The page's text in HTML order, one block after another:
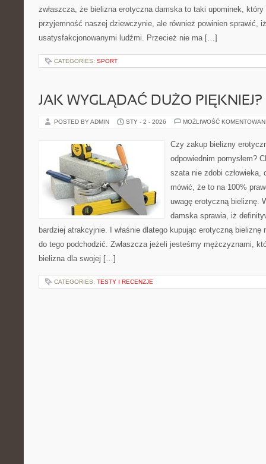
zwłaszcza, że bielizna erotyczna damska to taki upominek,
przyjemność naszej dziewczynie, ale również powinien sprawić,
usatysfakcjonowanymi ludźmi. Przecież nie ma […]
CATEGORIES: SPORT
JAK WYGLĄDAĆ DUŻO PIĘKNIEJ?
POSTED BY ADMIN STY - 2 - 2026 MOŻLIWOŚĆ
Czy zakup bielizny
odpowiednim pomysłem?
szata nie zdobi człowieka,
mówić, że to na 100%
uwagę erotyczną bieliznę.
damska sprawia, iż
bardziej atrakcyjnie. I właśnie dlatego kupując erotyczną
do tego podchodzić. Zwłaszcza jeżeli jesteśmy mężczyznami,
bielizna dla swojej […]
CATEGORIES: TESTY I RECENZJE